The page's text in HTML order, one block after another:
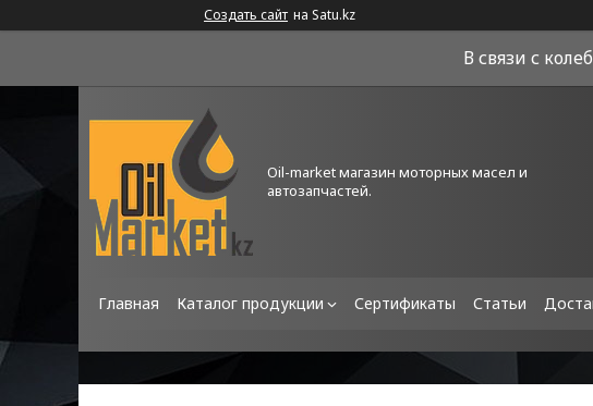
Создать сайт на Satu.kz
В связи с
Oil-market магазин моторных масел и
автозапчастей.
Главная Каталог продукции Сертификаты Статьи